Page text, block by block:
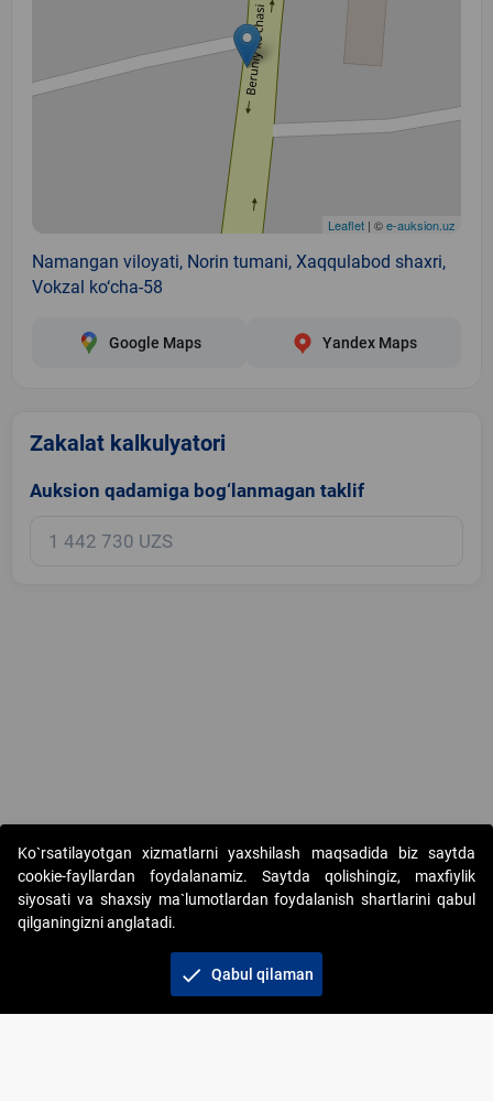
Leaflet | ©e-auksion.uz
Namangan viloyati, Norin tumani, Xaqqulabod shaxri,
Vokzal ko‘cha-58
Google Maps Yandex Maps
Zakalat kalkulyatori
Auksion qadamiga bog‘lanmagan taklif
Copyright © 2017-2026. "Elektron onlayn-auksionlarni tashkil etish"
AJ. Barcha huquqlar himoyalangan
+998 71 202-21-11
Ko`rsatilayotgan xizmatlarni yaxshilash maqsadida biz saytda
cookie-fayllardan foydalanamiz. Saytda qolishingiz, maxfiylik
siyosati va shaxsiy ma`lumotlardan foydalanish shartlarini qabul
qilganingizni anglatadi.
check Qabul qilaman